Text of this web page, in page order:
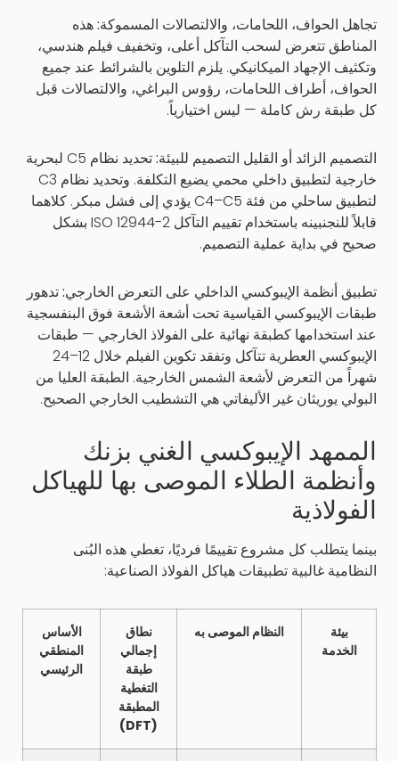
تجاهل الحواف، اللحامات، والالتصالات المسموكة:هذه
المناطق تتعرض لسحب التآكل أعلى، وتخفيف فيلم هندسي،
وتكثيف الإجهاد الميكانيكي. يلزم التلوين بالشرائط عند جميع
الحواف، أطراف اللحامات، رؤوس البراغي، والالتصالات قبل
كل طبقة رش كاملة — ليس اختيارياً.
التصميم الزائد أو القليل التصميم للبيئة:
تحديد نظام C5 لبحرية
خارجية لتطبيق داخلي محمي يضيع التكلفة. وتحديد نظام C3
لتطبيق ساحلي من فئة C4–C5 يؤدي إلى فشل مبكر. كلاهما
قابلاً للنجنبينه باستخدام تقييم التآكل ISO 12944-2 بشكل
صحيح في بداية عملية التصميم.
تطبيق أنظمة الإيبوكسي الداخلي على التعرض الخارجي:تدهور
طبقات الإيبوكسي القياسية تحت أشعة الأشعة فوق البنفسجية
عند استخدامها كطبقة نهائية على الفولاذ الخارجي — طبقات
الإيبوكسي العطرية تتآكل وتفقد تكوين الفيلم خلال 12–24
شهراً من التعرض لأشعة الشمس الخارجية. الطبقة العليا من
البولي يوريثان غير الأليفاتي هي التشطيب الخارجي الصحيح.
الممهد الإيبوكسي الغني بزنك
وأنظمة الطلاء الموصى بها للهياكل
الفولاذية
بينما يتطلب كل مشروع تقييمًا فرديًا، تغطي هذه البُنى
النظامية غالبية تطبيقات هياكل الفولاذ الصناعية:
بيئة
الخدمة
النظام الموصى به
نطاق
إجمالي
طبقة
التغطية
المطبقة
(DFT)
الأساس
المنطقي
الرئيسي